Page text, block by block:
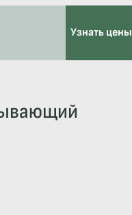
Узнать цены